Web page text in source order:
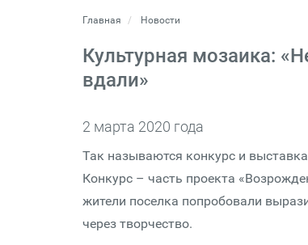
Главная Новости
Культурная мозаика:
вдали»
2 марта 2020 года
Так называются конкурс и
Конкурс – часть проекта
жители поселка попробовали
через творчество.